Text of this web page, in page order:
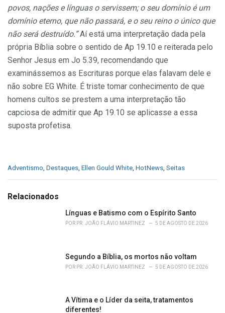
povos, nações e línguas o servissem; o seu domínio é um
domínio eterno, que não passará, e o seu reino o único que
não será destruído.”Aí está uma interpretação dada pela
própria Bíblia sobre o sentido de Ap 19.10 e reiterada pelo
Senhor Jesus em Jo 5.39, recomendando que
examinássemos as Escrituras porque elas falavam dele e
não sobre EG White. É triste tomar conhecimento de que
homens cultos se prestem a uma interpretação tão
capciosa de admitir que Ap 19.10 se aplicasse a essa
suposta profetisa.
C
e
Adventismo Destaques Ellen Gould White HotNews Seitas
Relacionados
Línguas e Batismo com o Espírito Santo
POR PR. JOÃO FLÁVIO MARTINEZ 5 DE AGOSTO DE 2026
Segundo a Bíblia, os mortos não voltam
POR PR. JOÃO FLÁVIO MARTINEZ 5 DE AGOSTO DE 2026
A Vítima e o Líder da seita, tratamentos
diferentes!